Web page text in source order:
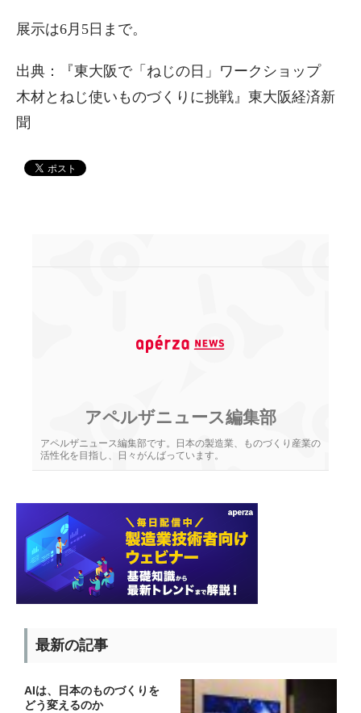
展示は6月5日まで。
出典：『東大阪で「ねじの日」ワークショップ
木材とねじ使いものづくりに挑戦』東大阪経済新
聞
アペルザニュース編集部
アペルザニュース編集部です。日本の製造業、ものづくり産業の
活性化を目指し、日々がんばっています。
最新の記事
AIは、日本のものづくりを
どう変えるのか